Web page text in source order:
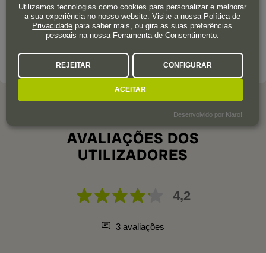
Localizada no sudeste da cidade de Tessalônica, na DO de
Epanomi, esta adega produz vinhos provenientes 100% da
sua própria vinha, seguindo uma filosofia de château.
SOBRE A ADEGA
AVALIAÇÕES DOS
UTILIZADORES
4,2
3 avaliações
Utilizamos tecnologias como cookies para personalizar e melhorar
a sua experiência no nosso website. Visite a nossa Política de
Privacidade para saber mais, ou gira as suas preferências
pessoais na nossa Ferramenta de Consentimento.
REJEITAR CONFIGURAR
ACEITAR
Desenvolvido por Klaro!